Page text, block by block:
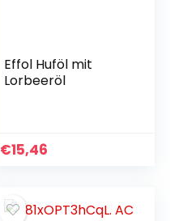
Effol Huföl mit
Lorbeeröl
€15,46